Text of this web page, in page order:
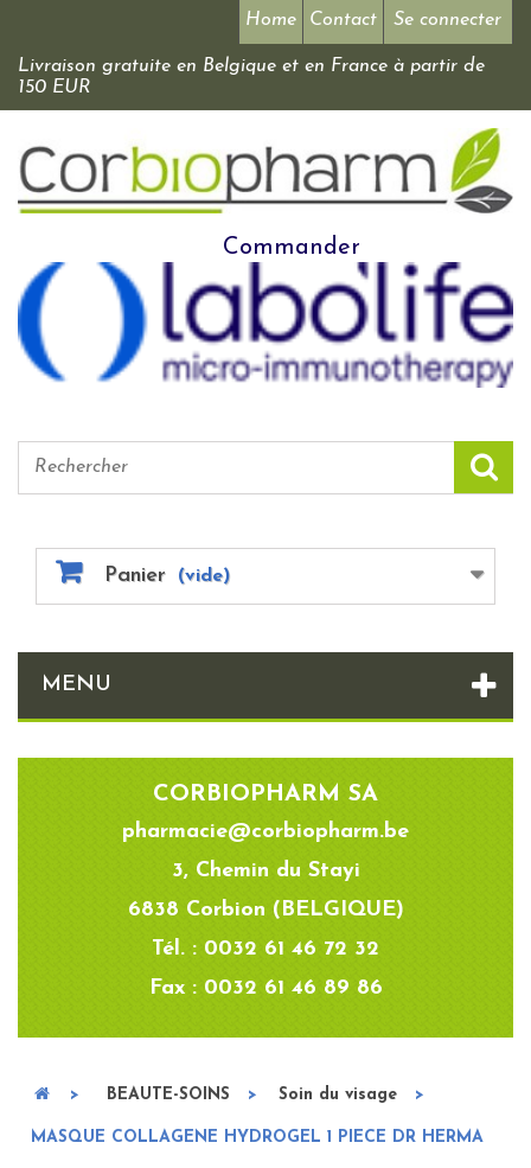
Se connecter
Home Contact
Livraison gratuite en Belgique et en France à partir de
150 EUR
Commander
Panier (vide)
MENU
CORBIOPHARM SA
pharmacie@corbiopharm.be
3, Chemin du Stayi
6838 Corbion (BELGIQUE)
Tél. : 0032 61 46 72 32
Fax : 0032 61 46 89 86
> BEAUTE-SOINS > Soin du visage >
MASQUE COLLAGENE HYDROGEL 1 PIECE DR HERMA